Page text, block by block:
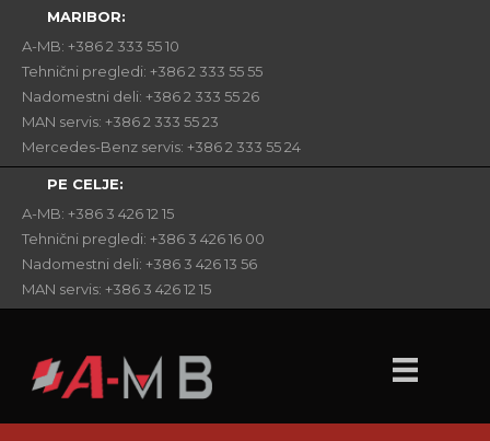
MARIBOR:
A-MB: +386 2 333 55 10
Tehnični pregledi: +386 2 333 55 55
Nadomestni deli: +386 2 333 55 26
MAN servis: +386 2 333 55 23
Mercedes-Benz servis: +386 2 333 55 24
PE CELJE:
A-MB: +386 3 426 12 15
Tehnični pregledi: +386 3 426 16 00
Nadomestni deli: +386 3 426 13 56
MAN servis: +386 3 426 12 15